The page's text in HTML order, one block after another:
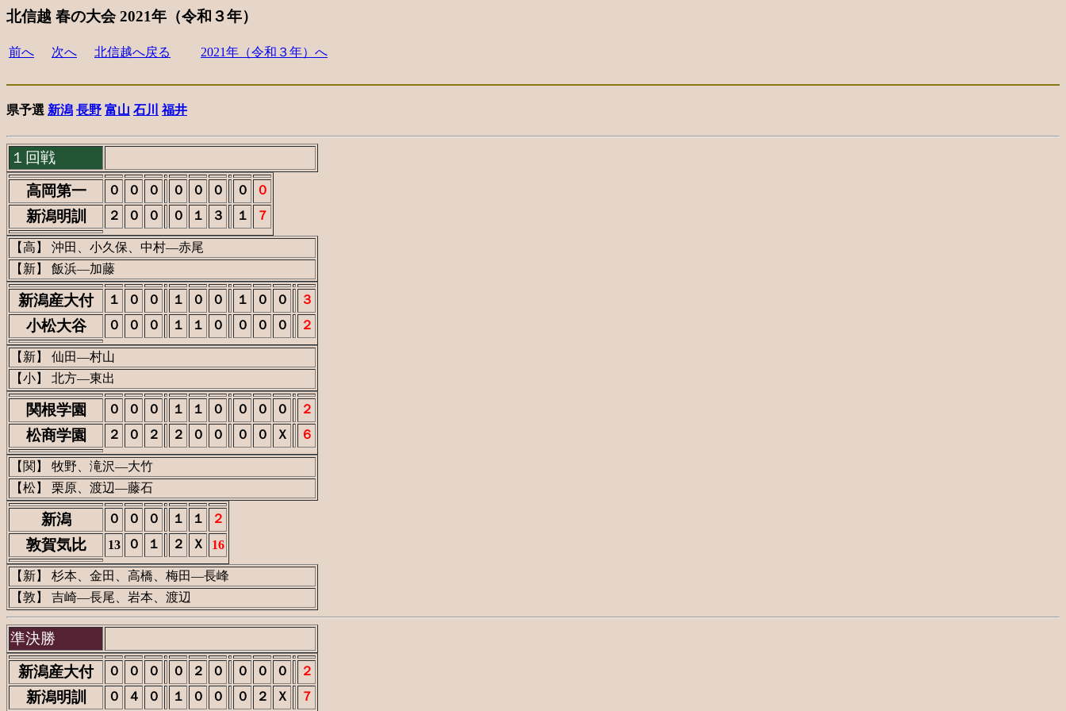
北信越 春の大会 2021年（令和３年）
前へ 次へ 北信越へ戻る 2021年（令和３年）へ
県予選 新潟 長野 富山 石川 福井
１回戦
高岡第一
０ ０ ０ ０ ０ ０ ０ ０
新潟明訓 ２ ０ ０ ０ １ ３ １ ７
【高】 沖田、小久保、中村―赤尾
【新】 飯浜―加藤
新潟産大付 １ ０ ０ １ ０ ０ １ ０ ０ ３
小松大谷 ０ ０ ０ １ １ ０ ０ ０ ０ ２
【新】 仙田―村山
【小】 北方―東出
関根学園 ０ ０ ０ １ １ ０ ０ ０ ０ ２
松商学園 ２ ０ ２ ２ ０ ０ ０ ０ Ｘ ６
【関】 牧野、滝沢―大竹
【松】 栗原、渡辺―藤石
新潟 ０ ０ ０ １ １ ２
敦賀気比 13 ０ １ ２ Ｘ 16
【新】 杉本、金田、高橋、梅田―長峰
【敦】 吉崎―長尾、岩本、渡辺
準決勝
新潟産大付
０ ０ ０ ０ ２ ０ ０ ０ ０ ２
新潟明訓 ０ ４ ０ １ ０ ０ ０ ２ Ｘ ７